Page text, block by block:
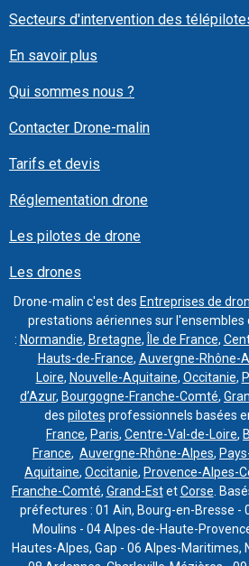
Secteurs d'intervention des
En savoir plus
Qui sommes nous ?
Contacter Drone-malin
Tarifs et devis
Réglementation drone
Les pilotes de drone
Les drones
Drone-malin c'est des Entreprises de
prestations aériennes sur l'ensembles
: Normandie, Bretagne, Île de France,
Hauts-de-France, Auvergne-Rhône-
Loire, Nouvelle-Aquitaine, Occitanie,
d’Azur, Bourgogne-Franche-Comté,
des pilotes professionnels basées
France, Paris, Centre-Val-de-Loire,
France, Auvergne-Rhône-Alpes,
Aquitaine, Occitanie, Provence-Alpes-
Franche-Comté, Grand-EstetCorse .
préfectures : 01 Ain, Bourg-en-Bresse -
Moulins - 04 Alpes-de-Haute-
Hautes-Alpes, Gap - 06 Alpes-Maritimes,